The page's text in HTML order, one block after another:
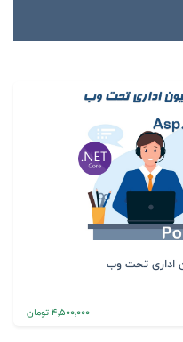
اداری تحت وب
4٬500٬000 تومان